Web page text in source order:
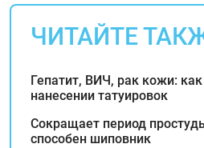
ЧИТАЙТЕ
Гепатит, ВИЧ, рак кожи:
нанесении татуировок
Сокращает период
способен шиповник